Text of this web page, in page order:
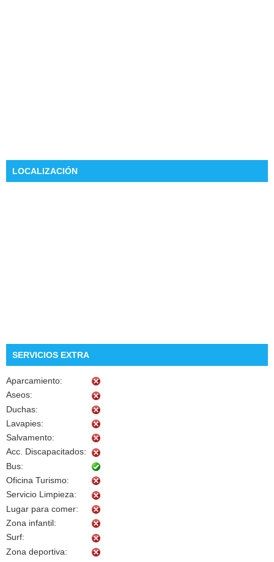
LOCALIZACIÓN
SERVICIOS EXTRA
Aparcamiento:
Aseos:
Duchas:
Lavapies:
Salvamento:
Acc. Discapacitados:
Bus:
Oficina Turismo:
Servicio Limpieza:
Lugar para comer:
Zona infantil:
Surf:
Zona deportiva: